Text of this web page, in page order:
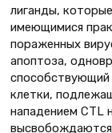
лиганды,
имеющимися
пораженных
апоптоза,
клетки,
нападением CTL
высвобождаются